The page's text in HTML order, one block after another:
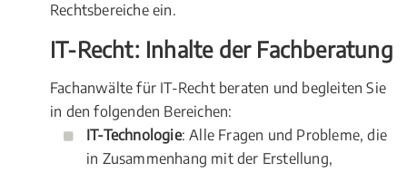
Rechtsbereiche ein.
IT-Recht: Inhalte der Fachberatung
Fachanwälte für IT-Recht beraten und begleiten Sie
in den folgenden Bereichen:
IT-Technologie: Alle Fragen und Probleme, die
in Zusammenhang mit der Erstellung,